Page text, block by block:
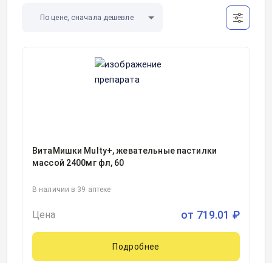
По цене, сначала дешевле
ВитаМишки Multy+, жевательные пастилки
массой 2400мг фл, 60
В наличии в 39 аптеке
Цена от 719.01 ₽
Подробнее